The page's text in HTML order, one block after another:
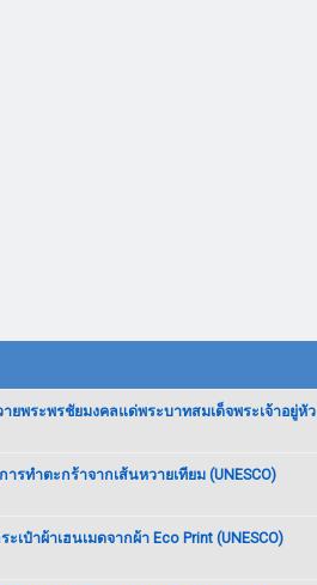
พระพรชัยมงคลแด่พระบาทสมเด็จพระเจ้าอยู่หัว
รทำตะกร้าจากเส้นหวายเทียม (UNESCO)
ป๋าผ้าเฮนเมดจากผ้า Eco Print (UNESCO)